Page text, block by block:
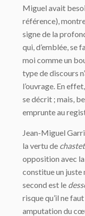
Miguel avait
référence),
signe de la
qui, d’emblée, se
moi comme un
type de discours
l’ouvrage. En
se décrit ; mais,
emprunte au
Jean-Miguel
la vertu de
opposition avec
constitue un juste
second est le
risque qu’il ne
amputation du